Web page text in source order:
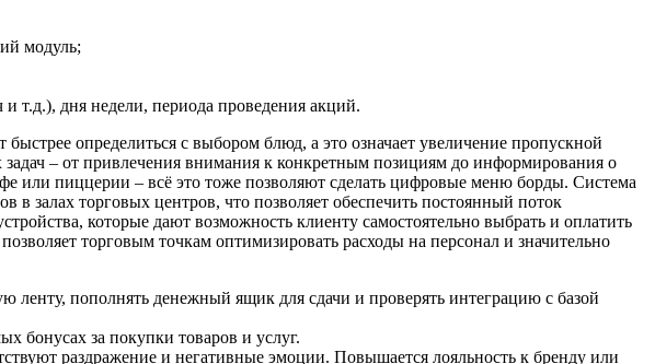
модуль;
т.д.), дня недели, периода проведения акций.
определиться с выбором блюд, а это означает увеличение пропускной
– от привлечения внимания к конкретным позициям до информирования о
или пиццерии – всё это тоже позволяют сделать цифровые меню борды. Система
в залах торговых центров, что позволяет обеспечить постоянный поток
которые дают возможность клиенту самостоятельно выбрать и оплатить
торговым точкам оптимизировать расходы на персонал и значительно
ленту, пополнять денежный ящик для сдачи и проверять интеграцию с базой
бонусах за покупки товаров и услуг.
раздражение и негативные эмоции. Повышается лояльность к бренду или